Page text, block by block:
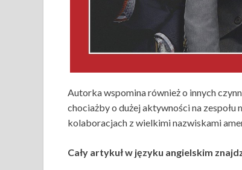
Autorka wspomina również o innych
chociażby o dużej aktywności na
kolaboracjach z wielkimi nazwiskami
Cały artykuł w języku angielskim